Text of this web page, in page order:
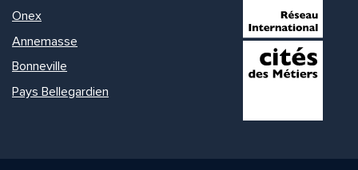
Onex
Annemasse
Bonneville
Pays Bellegardien